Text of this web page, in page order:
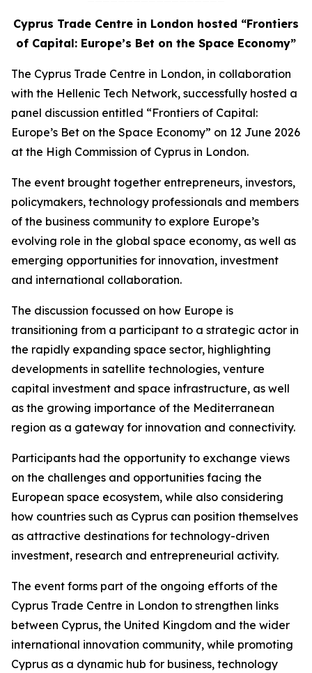
Cyprus Trade Centre in London hosted “Frontiers
of Capital: Europe’s Bet on the Space Economy”
The Cyprus Trade Centre in London, in collaboration
with the Hellenic Tech Network, successfully hosted a
panel discussion entitled “Frontiers of Capital:
Europe’s Bet on the Space Economy” on 12 June 2026
at the High Commission of Cyprus in London.
The event brought together entrepreneurs, investors,
policymakers, technology professionals and members
of the business community to explore Europe’s
evolving role in the global space economy, as well as
emerging opportunities for innovation, investment
and international collaboration.
The discussion focussed on how Europe is
transitioning from a participant to a strategic actor in
the rapidly expanding space sector, highlighting
developments in satellite technologies, venture
capital investment and space infrastructure, as well
as the growing importance of the Mediterranean
region as a gateway for innovation and connectivity.
Participants had the opportunity to exchange views
on the challenges and opportunities facing the
European space ecosystem, while also considering
how countries such as Cyprus can position themselves
as attractive destinations for technology-driven
investment, research and entrepreneurial activity.
The event forms part of the ongoing efforts of the
Cyprus Trade Centre in London to strengthen links
between Cyprus, the United Kingdom and the wider
international innovation community, while promoting
Cyprus as a dynamic hub for business, technology